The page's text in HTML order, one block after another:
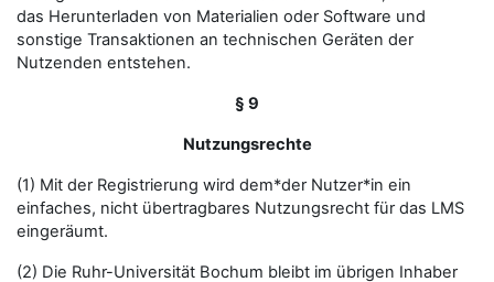
das Herunterladen von Materialien oder Software und
sonstige Transaktionen an technischen Geräten der
Nutzenden entstehen.
§ 9
Nutzungsrechte
(1) Mit der Registrierung wird dem*der Nutzer*in ein
einfaches, nicht übertragbares Nutzungsrecht für das LMS
eingeräumt.
(2) Die Ruhr-Universität Bochum bleibt im übrigen Inhaber